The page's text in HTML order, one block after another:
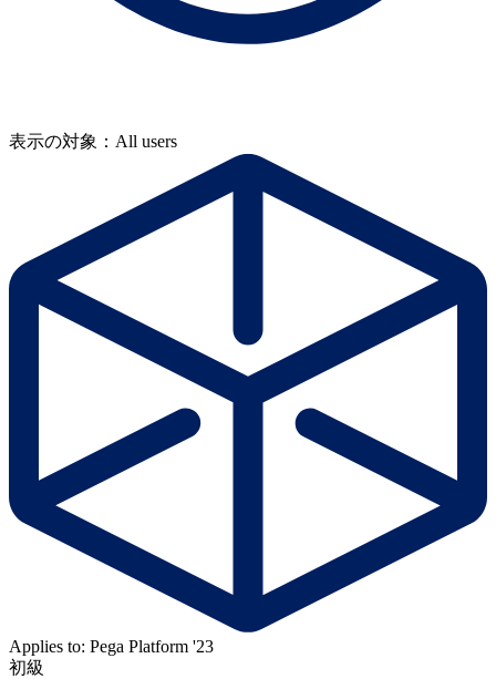
表示の対象：All users
Applies to: Pega Platform '23
初級